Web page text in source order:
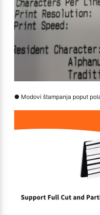
● Modovi štampanja poput